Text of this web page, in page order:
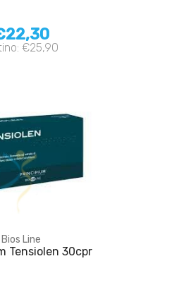
€25,90
Bios Line
Tensiolen 30cpr